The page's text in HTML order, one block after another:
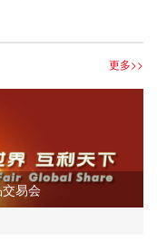
更多>>
易会